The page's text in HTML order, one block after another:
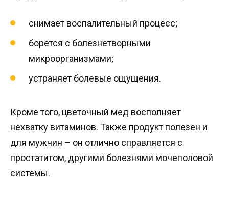
снимает воспалительный процесс;
борется с болезнетворными
микроорганизмами;
устраняет болевые ощущения.
Кроме того, цветочный мед восполняет
нехватку витаминов. Также продукт полезен и
для мужчин – он отлично справляется с
простатитом, другими болезнями мочеполовой
системы.